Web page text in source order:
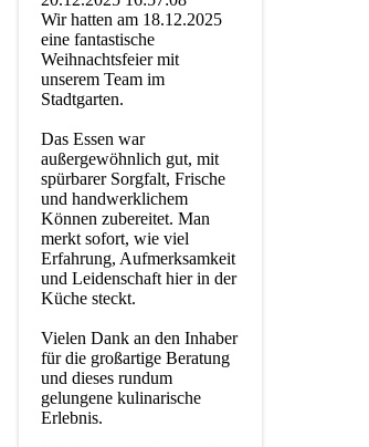
Wir hatten am 18.12.2025
eine fantastische
Weihnachtsfeier mit
unserem Team im
Stadtgarten.
Das Essen war
außergewöhnlich gut, mit
spürbarer Sorgfalt, Frische
und handwerklichem
Können zubereitet. Man
merkt sofort, wie viel
Erfahrung, Aufmerksamkeit
und Leidenschaft hier in der
Küche steckt.
Vielen Dank an den Inhaber
für die großartige Beratung
und dieses rundum
gelungene kulinarische
Erlebnis.